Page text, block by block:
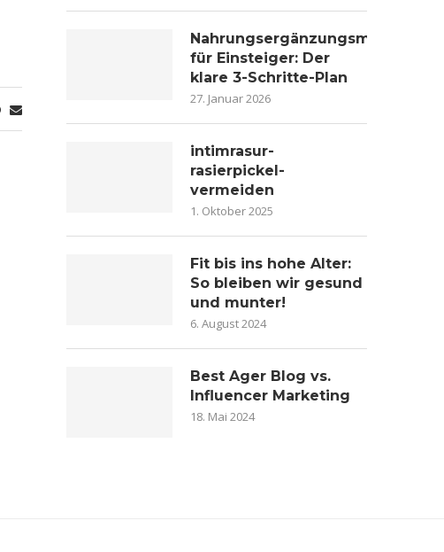
Nahrungsergänzungsmittel
für Einsteiger: Der
klare 3-Schritte-Plan
27. Januar 2026
intimrasur-
rasierpickel-
vermeiden
1. Oktober 2025
Fit bis ins hohe Alter:
So bleiben wir gesund
und munter!
6. August 2024
Best Ager Blog vs.
Influencer Marketing
18. Mai 2024